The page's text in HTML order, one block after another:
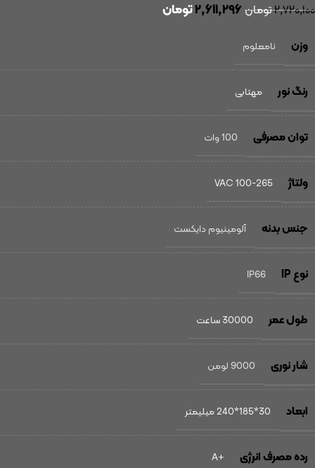
۲,۷۲۰,۱۰۰تومان۲,۶۱۱,۲۹۶تومان
وزن نامعلوم
رنگ نور مهتابی
توان مصرفی 100 وات
ولتاژ 100-265 VAC
جنس بدنه آلومینیوم دایکست
نوع IP IP66
طول عمر 30000 ساعت
شار نوری 9000 لومن
ابعاد 30*185*240 میلیمتر
رده مصرف انرژی +A